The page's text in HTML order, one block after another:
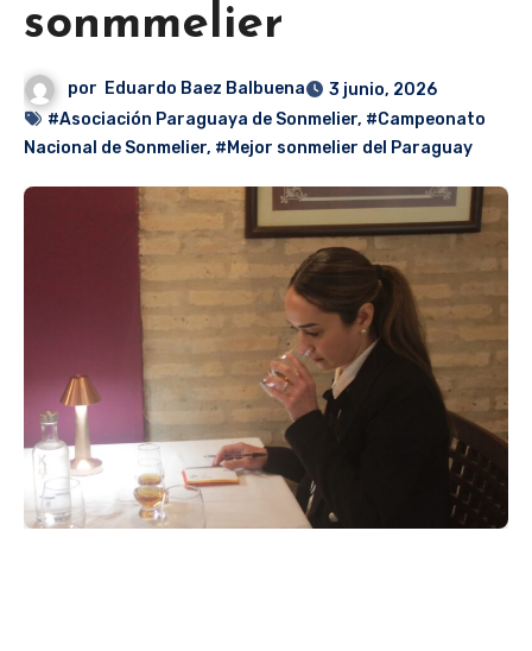
sonmmelier
por Eduardo Baez Balbuena
3 junio, 2026
#Asociación Paraguaya de Sonmelier, #Campeonato
Nacional de Sonmelier, #Mejor sonmelier del Paraguay